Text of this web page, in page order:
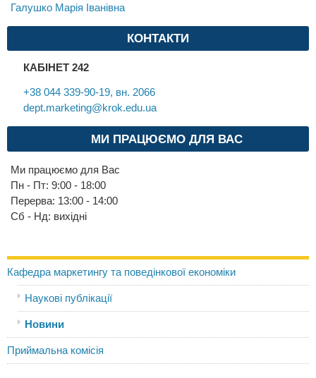
Галушко Марія Іванівна
КОНТАКТИ
КАБІНЕТ 242
+38 044 339-90-19, вн. 2066
dept.marketing@krok.edu.ua
МИ ПРАЦЮЄМО ДЛЯ ВАС
Ми працюємо для Вас
Пн - Пт: 9:00 - 18:00
Перерва: 13:00 - 14:00
Cб - Нд: вихідні
Кафедра маркетингу та поведінкової економіки
Наукові публікації
Новини
Приймальна комісія